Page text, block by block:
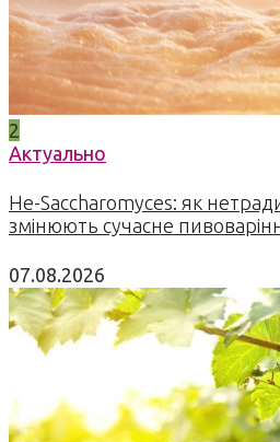
2
Актуально
Не-Saccharomyces: як
змінюють сучасне
07.08.2026